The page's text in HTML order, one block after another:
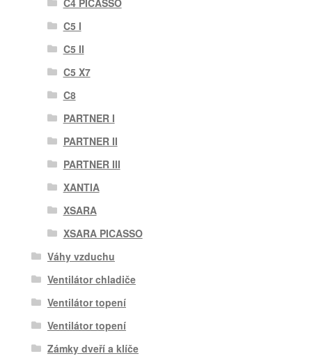
C4 PICASSO
C5 I
C5 II
C5 X7
C8
PARTNER I
PARTNER II
PARTNER III
XANTIA
XSARA
XSARA PICASSO
Váhy vzduchu
Ventilátor chladiče
Ventilátor topení
Ventilátor topení
Zámky dveří a klíče